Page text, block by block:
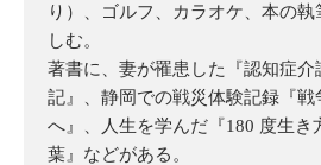
り）、ゴルフ、カラオケ、本の
しむ。
著書に、妻が罹患した『認知症介
記』、静岡での戦災体験記録『戦
へ』、人生を学んだ『180 度生き
葉』などがある。